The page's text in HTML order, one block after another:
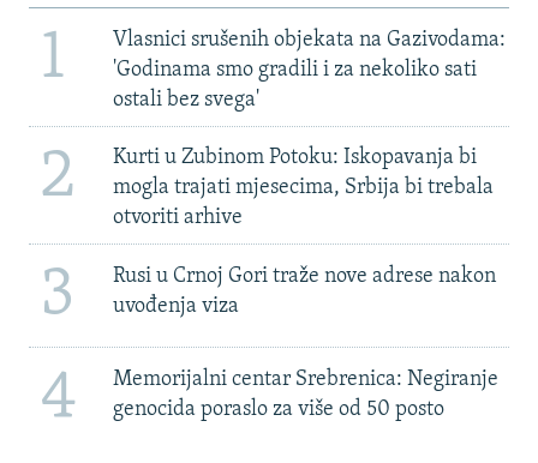
1
Vlasnici srušenih objekata na Gazivodama:
'Godinama smo gradili i za nekoliko sati
ostali bez svega'
2
Kurti u Zubinom Potoku: Iskopavanja bi
mogla trajati mjesecima, Srbija bi trebala
otvoriti arhive
3
Rusi u Crnoj Gori traže nove adrese nakon
uvođenja viza
4
Memorijalni centar Srebrenica: Negiranje
genocida poraslo za više od 50 posto